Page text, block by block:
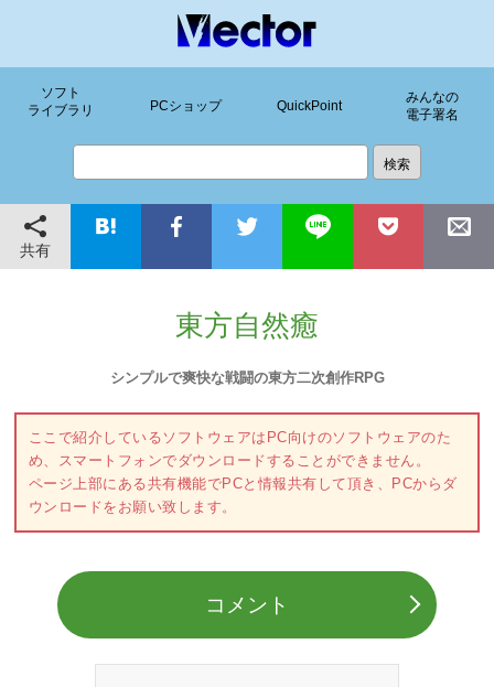
ソフト
ライブラリ
PCショップ QuickPoint
みんなの
電子署名
共有
東方自然癒
シンプルで爽快な戦闘の東方二次創作RPG
ここで紹介しているソフトウェアはPC向けのソフトウェアのた
め、スマートフォンでダウンロードすることができません。
ページ上部にある共有機能でPCと情報共有して頂き、PCからダ
ウンロードをお願い致します。
コメント